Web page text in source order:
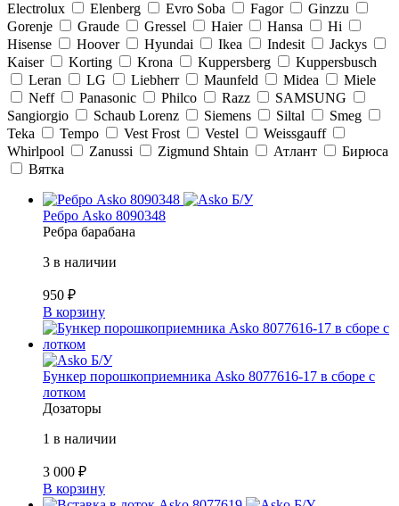
Electrolux
Elenberg Evro Soba Fagor
Ginzzu
Gorenje
Graude Gressel Haier Hansa
Hi
Hisense
Hoover Hyundai Ikea Indesit
Jackys
Kaiser
Korting Krona Kuppersberg
Kuppersbusch
Leran
LG Liebherr Maunfeld Midea
Miele
Neff
Panasonic Philco Razz
SAMSUNG
Sangiorgio
Schaub Lorenz Siemens Siltal
Smeg
Teka
Tempo Vest Frost Vestel
Weissgauff
Whirlpool
Zanussi Zigmund Shtain Атлант
Бирюса
Вятка
Б/У
Ребро Asko 8090348
Ребра барабана
3 в наличии
950 ₽
В корзину
Б/У
Бункер порошкоприемника Asko 8077616-17 в сборе с
лотком
Дозаторы
1 в наличии
3 000 ₽
В корзину